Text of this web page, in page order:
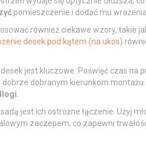
pomieszczenie i dodać mu
również ciekawe wzory, takie
desek pod kątem (na ukos)
jest kluczowe. Poświęć czas na
dobranym kierunkom
jest ich ostrożne łączenie. Użyj
zaczepem, co zapewni